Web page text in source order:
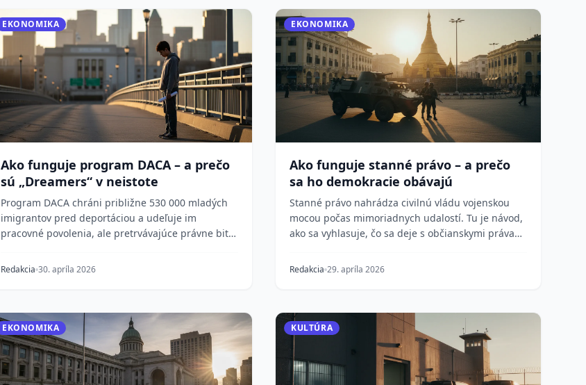
EKONOMIKA
Ako funguje program DACA – a prečo
sú „Dreamers“ v neistote
Program DACA chráni približne 530 000 mladých
imigrantov pred deportáciou a udeľuje im
pracovné povolenia, ale pretrvávajúce právne bitky
Redakcia 30. apríla 2026
EKONOMIKA
Ako funguje stanné právo – a prečo
sa ho demokracie obávajú
Stanné právo nahrádza civilnú vládu vojenskou
mocou počas mimoriadnych udalostí. Tu je návod,
ako sa vyhlasuje, čo sa deje s občianskymi právami
Redakcia 29. apríla 2026
EKONOMIKA KULTÚRA